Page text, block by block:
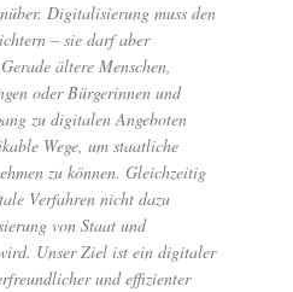
Digitalisierung muss den
– sie darf aber
ältere Menschen,
oder Bürgerinnen und
zu digitalen Angeboten
Wege, um staatliche
zu können. Gleichzeitig
Verfahren nicht dazu
von Staat und
Unser Ziel ist ein digitaler
und effizienter